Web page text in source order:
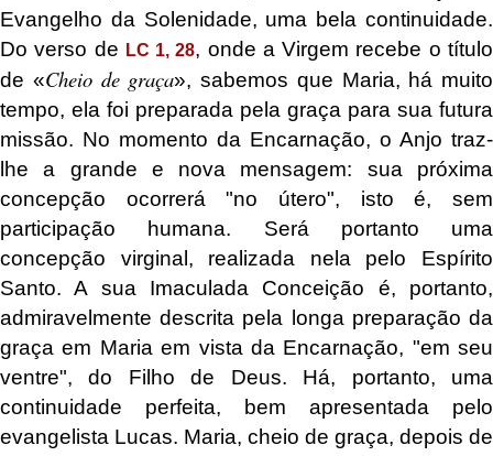
Evangelho da Solenidade, uma bela continuidade.
Do verso de LC 1, 28, onde a Virgem recebe o título
de «Cheio de graça», sabemos que Maria, há muito
tempo, ela foi preparada pela graça para sua futura
missão. No momento da Encarnação, o Anjo traz-
lhe a grande e nova mensagem: sua próxima
concepção ocorrerá "no útero", isto é, sem
participação humana. Será portanto uma
concepção virginal, realizada nela pelo Espírito
Santo. A sua Imaculada Conceição é, portanto,
admiravelmente descrita pela longa preparação da
graça em Maria em vista da Encarnação, "em seu
ventre", do Filho de Deus. Há, portanto, uma
continuidade perfeita, bem apresentada pelo
evangelista Lucas. Maria, cheio de graça, depois de